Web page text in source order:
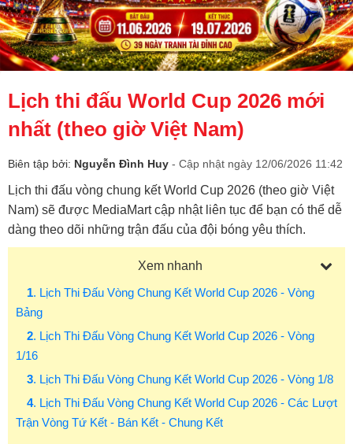
Lịch thi đấu World Cup 2026 mới
nhất (theo giờ Việt Nam)
Biên tập bởi: Nguyễn Đình Huy - Cập nhật ngày 12/06/2026 11:42
Lịch thi đấu vòng chung kết World Cup 2026 (theo giờ Việt
Nam) sẽ được MediaMart cập nhật liên tục để bạn có thể dễ
dàng theo dõi những trận đấu của đội bóng yêu thích.
Xem nhanh
1. Lịch Thi Đấu Vòng Chung Kết World Cup 2026 - Vòng
Bảng
2. Lịch Thi Đấu Vòng Chung Kết World Cup 2026 - Vòng
1/16
3. Lịch Thi Đấu Vòng Chung Kết World Cup 2026 - Vòng 1/8
4. Lịch Thi Đấu Vòng Chung Kết World Cup 2026 - Các Lượt
Trận Vòng Tứ Kết - Bán Kết - Chung Kết